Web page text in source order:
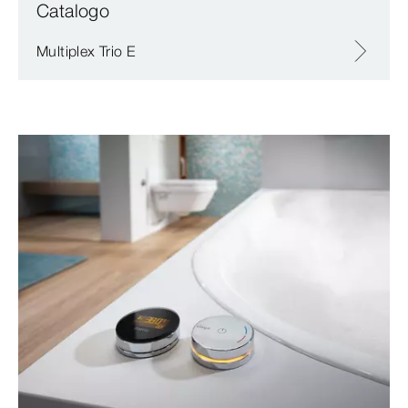
Catalogo
Multiplex Trio E